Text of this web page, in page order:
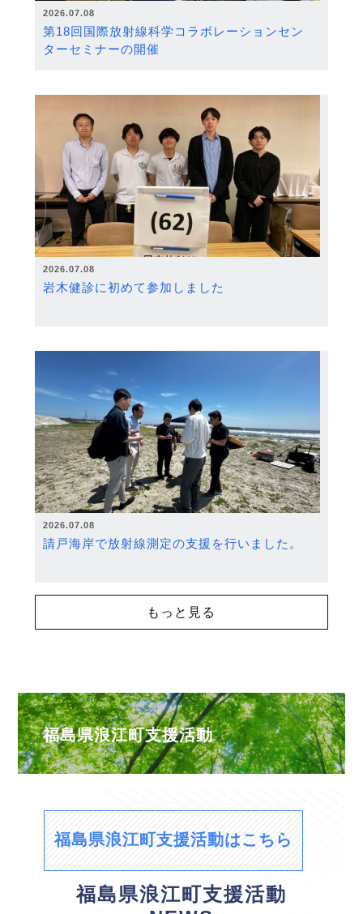
2026.07.08
第18回国際放射線科学コラボレーションセン
ターセミナーの開催
2026.07.08
岩木健診に初めて参加しました
2026.07.08
請戸海岸で放射線測定の支援を行いました。
もっと見る
福島県浪江町支援活動
福島県浪江町支援活動はこちら
福島県浪江町支援活動